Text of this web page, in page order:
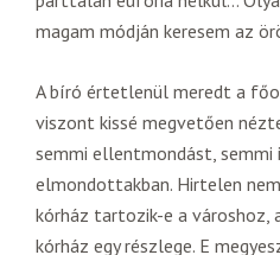
magam módján keresem az
A bíró értetlenül meredt a
viszont kissé megvetően
semmi ellentmondást,
elmondottakban. Hirtelen
kórház tartozik-e a városhoz,
kórház egy részlege. E